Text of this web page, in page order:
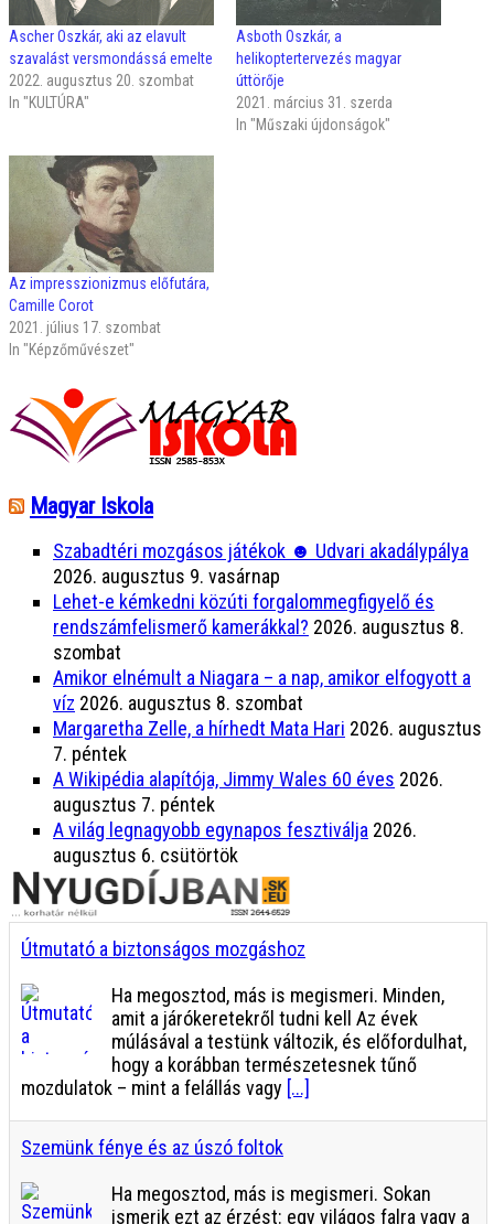
Ascher Oszkár, aki az elavult
szavalást versmondássá emelte
2022. augusztus 20. szombat
In "KULTÚRA"
Asboth Oszkár, a
helikoptertervezés magyar
úttörője
2021. március 31. szerda
In "Műszaki újdonságok"
Az impresszionizmus előfutára,
Camille Corot
2021. július 17. szombat
In "Képzőművészet"
Magyar Iskola
Szabadtéri mozgásos játékok ☻ Udvari akadálypálya
2026. augusztus 9. vasárnap
Lehet-e kémkedni közúti forgalommegfigyelő és
rendszámfelismerő kamerákkal? 2026. augusztus 8.
szombat
Amikor elnémult a Niagara – a nap, amikor elfogyott a
víz 2026. augusztus 8. szombat
Margaretha Zelle, a hírhedt Mata Hari 2026. augusztus
7. péntek
A Wikipédia alapítója, Jimmy Wales 60 éves 2026.
augusztus 7. péntek
A világ legnagyobb egynapos fesztiválja 2026.
augusztus 6. csütörtök
Útmutató a biztonságos mozgáshoz
Ha megosztod, más is megismeri. Minden,
amit a járókeretekről tudni kell Az évek
múlásával a testünk változik, és előfordulhat,
hogy a korábban természetesnek tűnő
mozdulatok – mint a felállás vagy [...]
Szemünk fénye és az úszó foltok
Ha megosztod, más is megismeri. Sokan
ismerik ezt az érzést: egy világos falra vagy a